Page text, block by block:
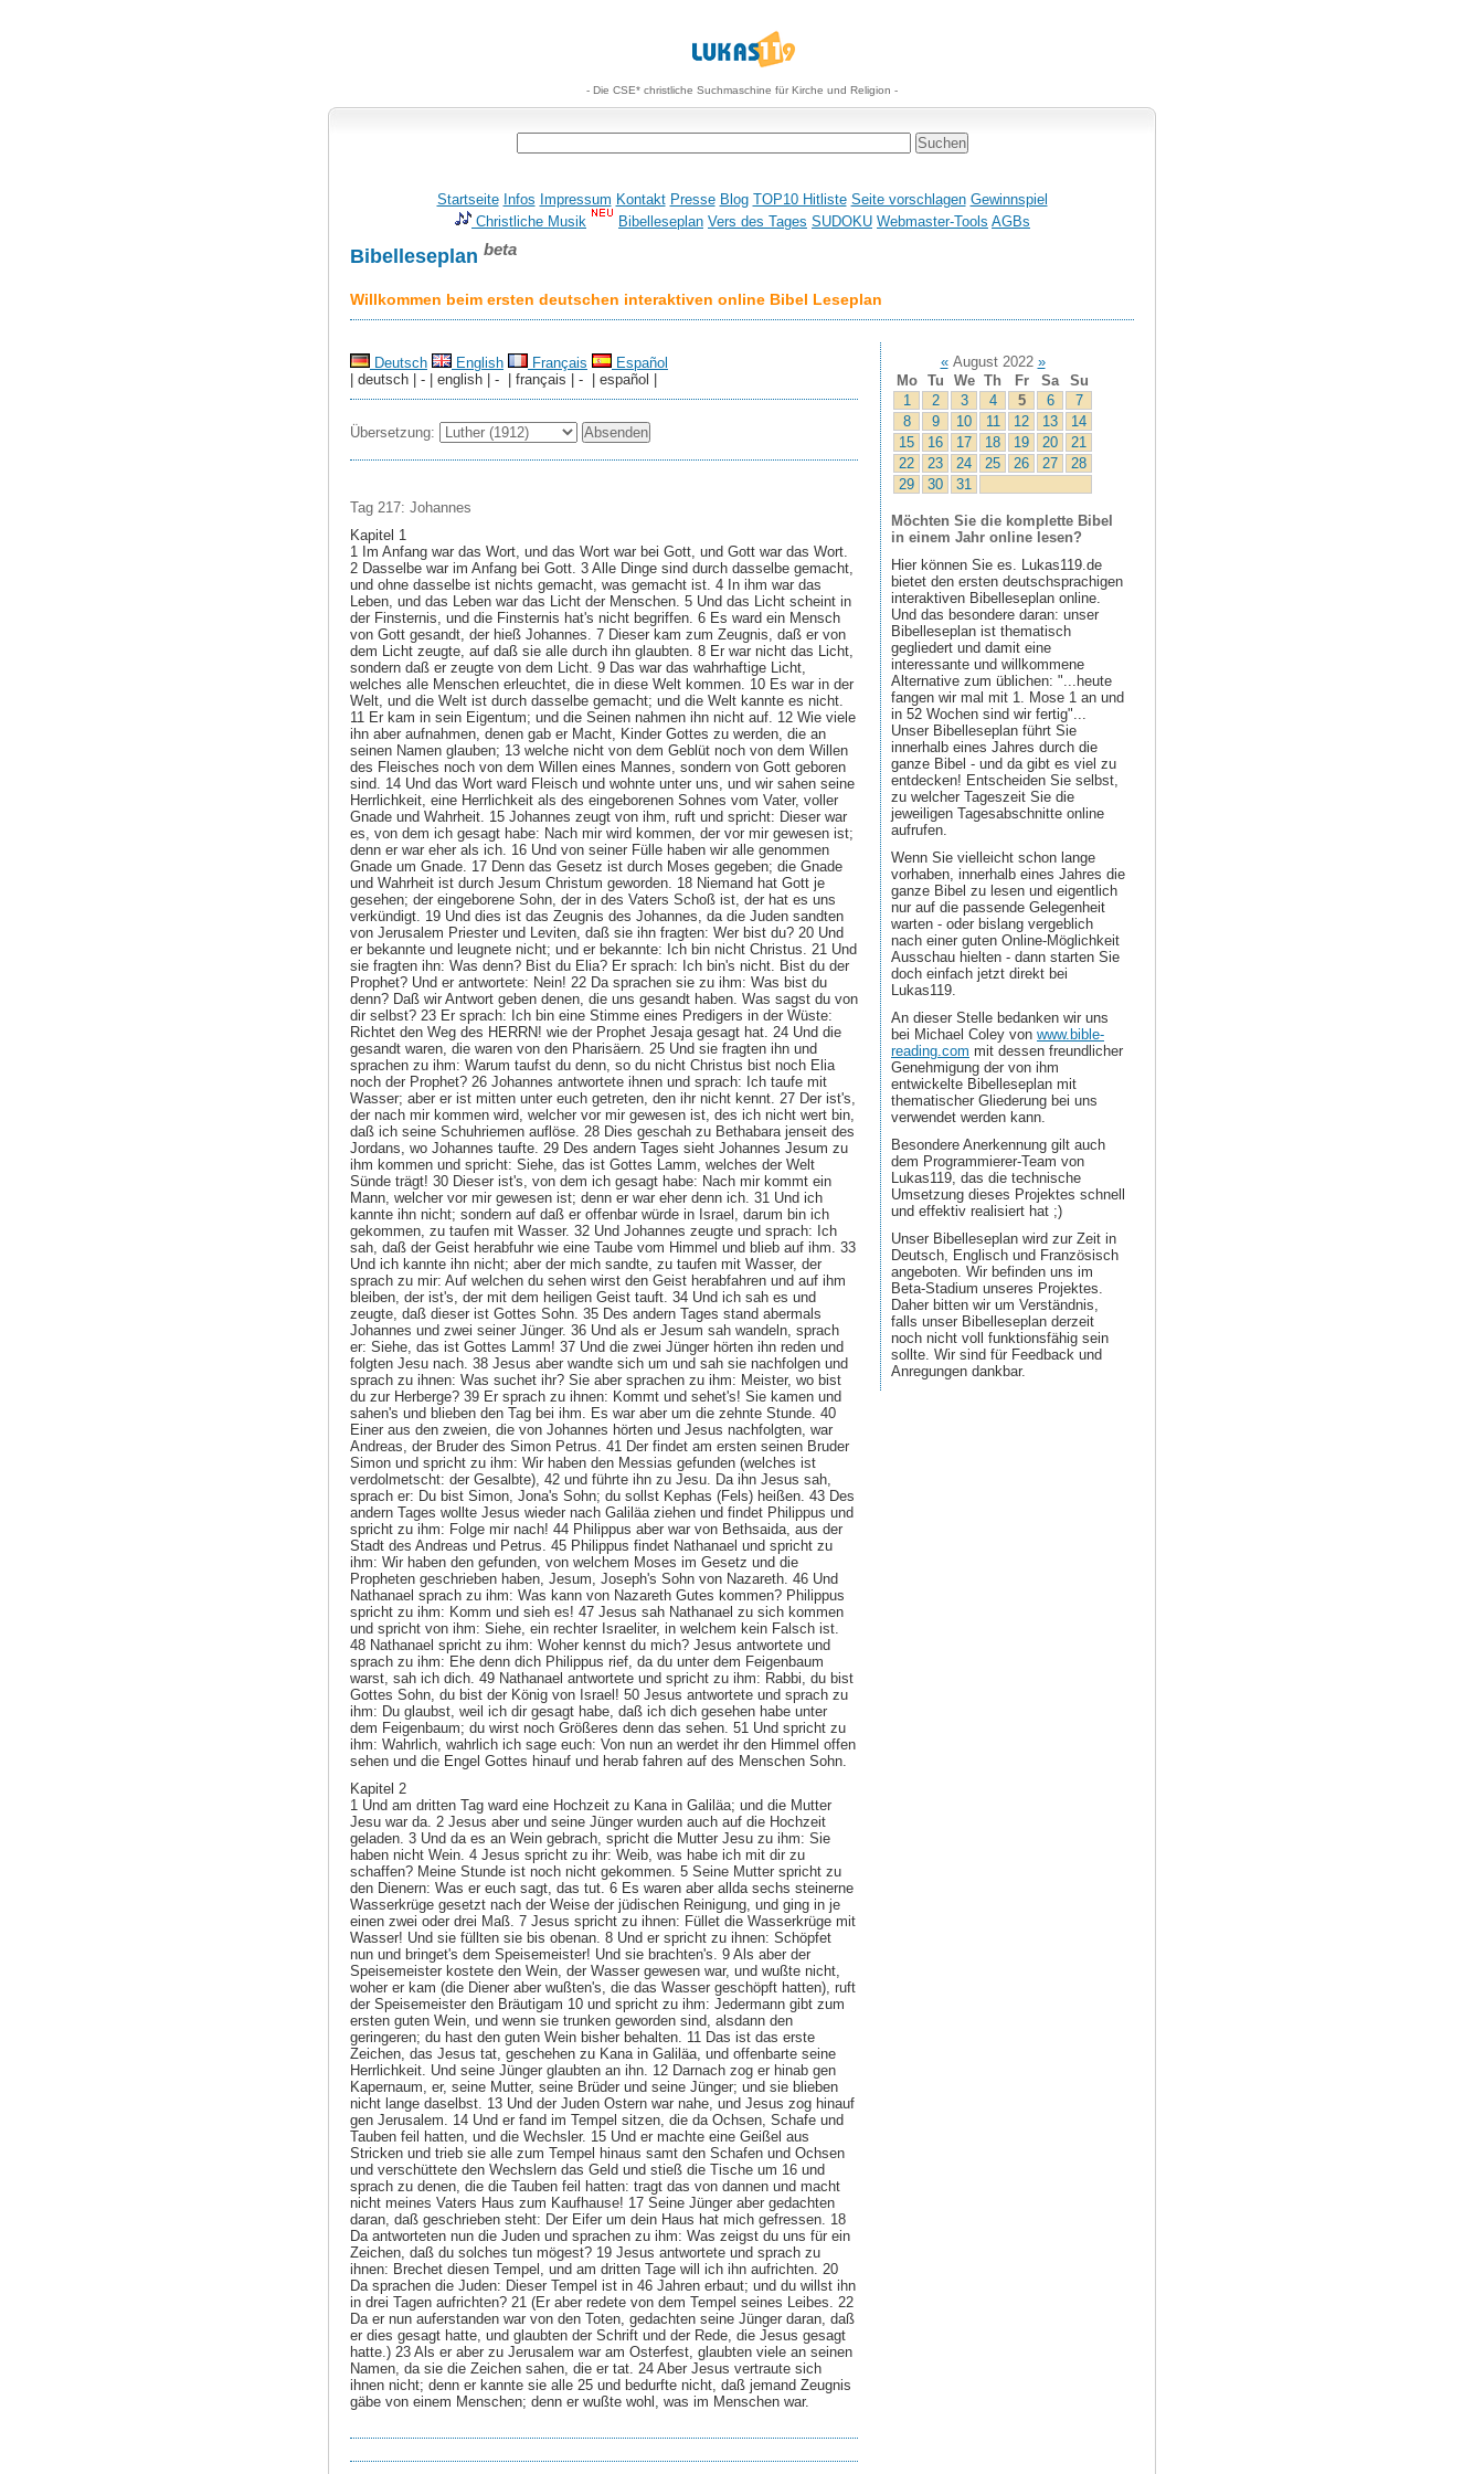
- Die CSE* christliche Suchmaschine für Kirche und Religion -
Startseite Infos Impressum Kontakt Presse Blog TOP10 Hitliste Seite vorschlagen Gewinnspiel
Christliche Musik
Bibelleseplan Vers des Tages SUDOKU Webmaster-Tools AGBs
Bibelleseplan beta
Willkommen beim ersten deutschen interaktiven online Bibel Leseplan
Deutsch English Français
Español
| deutsch | - | english | - | français | - | español |
Übersetzung:
Tag 217: Johannes
Kapitel 1
1 Im Anfang war das Wort, und das Wort war bei Gott, und Gott war das Wort.
2 Dasselbe war im Anfang bei Gott. 3 Alle Dinge sind durch dasselbe gemacht,
und ohne dasselbe ist nichts gemacht, was gemacht ist. 4 In ihm war das
Leben, und das Leben war das Licht der Menschen. 5 Und das Licht scheint in
der Finsternis, und die Finsternis hat's nicht begriffen. 6 Es ward ein Mensch
von Gott gesandt, der hieß Johannes. 7 Dieser kam zum Zeugnis, daß er von
dem Licht zeugte, auf daß sie alle durch ihn glaubten. 8 Er war nicht das Licht,
sondern daß er zeugte von dem Licht. 9 Das war das wahrhaftige Licht,
welches alle Menschen erleuchtet, die in diese Welt kommen. 10 Es war in der
Welt, und die Welt ist durch dasselbe gemacht; und die Welt kannte es nicht.
11 Er kam in sein Eigentum; und die Seinen nahmen ihn nicht auf. 12 Wie viele
ihn aber aufnahmen, denen gab er Macht, Kinder Gottes zu werden, die an
seinen Namen glauben; 13 welche nicht von dem Geblüt noch von dem Willen
des Fleisches noch von dem Willen eines Mannes, sondern von Gott geboren
sind. 14 Und das Wort ward Fleisch und wohnte unter uns, und wir sahen seine
Herrlichkeit, eine Herrlichkeit als des eingeborenen Sohnes vom Vater, voller
Gnade und Wahrheit. 15 Johannes zeugt von ihm, ruft und spricht: Dieser war
es, von dem ich gesagt habe: Nach mir wird kommen, der vor mir gewesen ist;
denn er war eher als ich. 16 Und von seiner Fülle haben wir alle genommen
Gnade um Gnade. 17 Denn das Gesetz ist durch Moses gegeben; die Gnade
und Wahrheit ist durch Jesum Christum geworden. 18 Niemand hat Gott je
gesehen; der eingeborene Sohn, der in des Vaters Schoß ist, der hat es uns
verkündigt. 19 Und dies ist das Zeugnis des Johannes, da die Juden sandten
von Jerusalem Priester und Leviten, daß sie ihn fragten: Wer bist du? 20 Und
er bekannte und leugnete nicht; und er bekannte: Ich bin nicht Christus. 21 Und
sie fragten ihn: Was denn? Bist du Elia? Er sprach: Ich bin's nicht. Bist du der
Prophet? Und er antwortete: Nein! 22 Da sprachen sie zu ihm: Was bist du
denn? Daß wir Antwort geben denen, die uns gesandt haben. Was sagst du von
dir selbst? 23 Er sprach: Ich bin eine Stimme eines Predigers in der Wüste:
Richtet den Weg des HERRN! wie der Prophet Jesaja gesagt hat. 24 Und die
gesandt waren, die waren von den Pharisäern. 25 Und sie fragten ihn und
sprachen zu ihm: Warum taufst du denn, so du nicht Christus bist noch Elia
noch der Prophet? 26 Johannes antwortete ihnen und sprach: Ich taufe mit
Wasser; aber er ist mitten unter euch getreten, den ihr nicht kennt. 27 Der ist's,
der nach mir kommen wird, welcher vor mir gewesen ist, des ich nicht wert bin,
daß ich seine Schuhriemen auflöse. 28 Dies geschah zu Bethabara jenseit des
Jordans, wo Johannes taufte. 29 Des andern Tages sieht Johannes Jesum zu
ihm kommen und spricht: Siehe, das ist Gottes Lamm, welches der Welt
Sünde trägt! 30 Dieser ist's, von dem ich gesagt habe: Nach mir kommt ein
Mann, welcher vor mir gewesen ist; denn er war eher denn ich. 31 Und ich
kannte ihn nicht; sondern auf daß er offenbar würde in Israel, darum bin ich
gekommen, zu taufen mit Wasser. 32 Und Johannes zeugte und sprach: Ich
sah, daß der Geist herabfuhr wie eine Taube vom Himmel und blieb auf ihm. 33
Und ich kannte ihn nicht; aber der mich sandte, zu taufen mit Wasser, der
sprach zu mir: Auf welchen du sehen wirst den Geist herabfahren und auf ihm
bleiben, der ist's, der mit dem heiligen Geist tauft. 34 Und ich sah es und
zeugte, daß dieser ist Gottes Sohn. 35 Des andern Tages stand abermals
Johannes und zwei seiner Jünger. 36 Und als er Jesum sah wandeln, sprach
er: Siehe, das ist Gottes Lamm! 37 Und die zwei Jünger hörten ihn reden und
folgten Jesu nach. 38 Jesus aber wandte sich um und sah sie nachfolgen und
sprach zu ihnen: Was suchet ihr? Sie aber sprachen zu ihm: Meister, wo bist
du zur Herberge? 39 Er sprach zu ihnen: Kommt und sehet's! Sie kamen und
sahen's und blieben den Tag bei ihm. Es war aber um die zehnte Stunde. 40
Einer aus den zweien, die von Johannes hörten und Jesus nachfolgten, war
Andreas, der Bruder des Simon Petrus. 41 Der findet am ersten seinen Bruder
Simon und spricht zu ihm: Wir haben den Messias gefunden (welches ist
verdolmetscht: der Gesalbte), 42 und führte ihn zu Jesu. Da ihn Jesus sah,
sprach er: Du bist Simon, Jona's Sohn; du sollst Kephas (Fels) heißen. 43 Des
andern Tages wollte Jesus wieder nach Galiläa ziehen und findet Philippus und
spricht zu ihm: Folge mir nach! 44 Philippus aber war von Bethsaida, aus der
Stadt des Andreas und Petrus. 45 Philippus findet Nathanael und spricht zu
ihm: Wir haben den gefunden, von welchem Moses im Gesetz und die
Propheten geschrieben haben, Jesum, Joseph's Sohn von Nazareth. 46 Und
Nathanael sprach zu ihm: Was kann von Nazareth Gutes kommen? Philippus
spricht zu ihm: Komm und sieh es! 47 Jesus sah Nathanael zu sich kommen
und spricht von ihm: Siehe, ein rechter Israeliter, in welchem kein Falsch ist.
48 Nathanael spricht zu ihm: Woher kennst du mich? Jesus antwortete und
sprach zu ihm: Ehe denn dich Philippus rief, da du unter dem Feigenbaum
warst, sah ich dich. 49 Nathanael antwortete und spricht zu ihm: Rabbi, du bist
Gottes Sohn, du bist der König von Israel! 50 Jesus antwortete und sprach zu
ihm: Du glaubst, weil ich dir gesagt habe, daß ich dich gesehen habe unter
dem Feigenbaum; du wirst noch Größeres denn das sehen. 51 Und spricht zu
ihm: Wahrlich, wahrlich ich sage euch: Von nun an werdet ihr den Himmel offen
sehen und die Engel Gottes hinauf und herab fahren auf des Menschen Sohn.
Kapitel 2
1 Und am dritten Tag ward eine Hochzeit zu Kana in Galiläa; und die Mutter
Jesu war da. 2 Jesus aber und seine Jünger wurden auch auf die Hochzeit
geladen. 3 Und da es an Wein gebrach, spricht die Mutter Jesu zu ihm: Sie
haben nicht Wein. 4 Jesus spricht zu ihr: Weib, was habe ich mit dir zu
schaffen? Meine Stunde ist noch nicht gekommen. 5 Seine Mutter spricht zu
den Dienern: Was er euch sagt, das tut. 6 Es waren aber allda sechs steinerne
Wasserkrüge gesetzt nach der Weise der jüdischen Reinigung, und ging in je
einen zwei oder drei Maß. 7 Jesus spricht zu ihnen: Füllet die Wasserkrüge mit
Wasser! Und sie füllten sie bis obenan. 8 Und er spricht zu ihnen: Schöpfet
nun und bringet's dem Speisemeister! Und sie brachten's. 9 Als aber der
Speisemeister kostete den Wein, der Wasser gewesen war, und wußte nicht,
woher er kam (die Diener aber wußten's, die das Wasser geschöpft hatten), ruft
der Speisemeister den Bräutigam 10 und spricht zu ihm: Jedermann gibt zum
ersten guten Wein, und wenn sie trunken geworden sind, alsdann den
geringeren; du hast den guten Wein bisher behalten. 11 Das ist das erste
Zeichen, das Jesus tat, geschehen zu Kana in Galiläa, und offenbarte seine
Herrlichkeit. Und seine Jünger glaubten an ihn. 12 Darnach zog er hinab gen
Kapernaum, er, seine Mutter, seine Brüder und seine Jünger; und sie blieben
nicht lange daselbst. 13 Und der Juden Ostern war nahe, und Jesus zog hinauf
gen Jerusalem. 14 Und er fand im Tempel sitzen, die da Ochsen, Schafe und
Tauben feil hatten, und die Wechsler. 15 Und er machte eine Geißel aus
Stricken und trieb sie alle zum Tempel hinaus samt den Schafen und Ochsen
und verschüttete den Wechslern das Geld und stieß die Tische um 16 und
sprach zu denen, die die Tauben feil hatten: tragt das von dannen und macht
nicht meines Vaters Haus zum Kaufhause! 17 Seine Jünger aber gedachten
daran, daß geschrieben steht: Der Eifer um dein Haus hat mich gefressen. 18
Da antworteten nun die Juden und sprachen zu ihm: Was zeigst du uns für ein
Zeichen, daß du solches tun mögest? 19 Jesus antwortete und sprach zu
ihnen: Brechet diesen Tempel, und am dritten Tage will ich ihn aufrichten. 20
Da sprachen die Juden: Dieser Tempel ist in 46 Jahren erbaut; und du willst ihn
in drei Tagen aufrichten? 21 (Er aber redete von dem Tempel seines Leibes. 22
Da er nun auferstanden war von den Toten, gedachten seine Jünger daran, daß
er dies gesagt hatte, und glaubten der Schrift und der Rede, die Jesus gesagt
hatte.) 23 Als er aber zu Jerusalem war am Osterfest, glaubten viele an seinen
Namen, da sie die Zeichen sahen, die er tat. 24 Aber Jesus vertraute sich
ihnen nicht; denn er kannte sie alle 25 und bedurfte nicht, daß jemand Zeugnis
gäbe von einem Menschen; denn er wußte wohl, was im Menschen war.
«August 2022 »
Mo
Tu We Th Fr Sa
Su
1
2 3 4 5 6
7
8
9 10 11 12 13
14
15
16 17 18 19 20
21
22
23 24 25 26 27
28
29
30 31
Möchten Sie die komplette Bibel
in einem Jahr online lesen?
Hier können Sie es. Lukas119.de
bietet den ersten deutschsprachigen
interaktiven Bibelleseplan online.
Und das besondere daran: unser
Bibelleseplan ist thematisch
gegliedert und damit eine
interessante und willkommene
Alternative zum üblichen: "...heute
fangen wir mal mit 1. Mose 1 an und
in 52 Wochen sind wir fertig"...
Unser Bibelleseplan führt Sie
innerhalb eines Jahres durch die
ganze Bibel - und da gibt es viel zu
entdecken! Entscheiden Sie selbst,
zu welcher Tageszeit Sie die
jeweiligen Tagesabschnitte online
aufrufen.
Wenn Sie vielleicht schon lange
vorhaben, innerhalb eines Jahres die
ganze Bibel zu lesen und eigentlich
nur auf die passende Gelegenheit
warten - oder bislang vergeblich
nach einer guten Online-Möglichkeit
Ausschau hielten - dann starten Sie
doch einfach jetzt direkt bei
Lukas119.
An dieser Stelle bedanken wir uns
bei Michael Coley von www.bible-
reading.com mit dessen freundlicher
Genehmigung der von ihm
entwickelte Bibelleseplan mit
thematischer Gliederung bei uns
verwendet werden kann.
Besondere Anerkennung gilt auch
dem Programmierer-Team von
Lukas119, das die technische
Umsetzung dieses Projektes schnell
und effektiv realisiert hat ;)
Unser Bibelleseplan wird zur Zeit in
Deutsch, Englisch und Französisch
angeboten. Wir befinden uns im
Beta-Stadium unseres Projektes.
Daher bitten wir um Verständnis,
falls unser Bibelleseplan derzeit
noch nicht voll funktionsfähig sein
sollte. Wir sind für Feedback und
Anregungen dankbar.